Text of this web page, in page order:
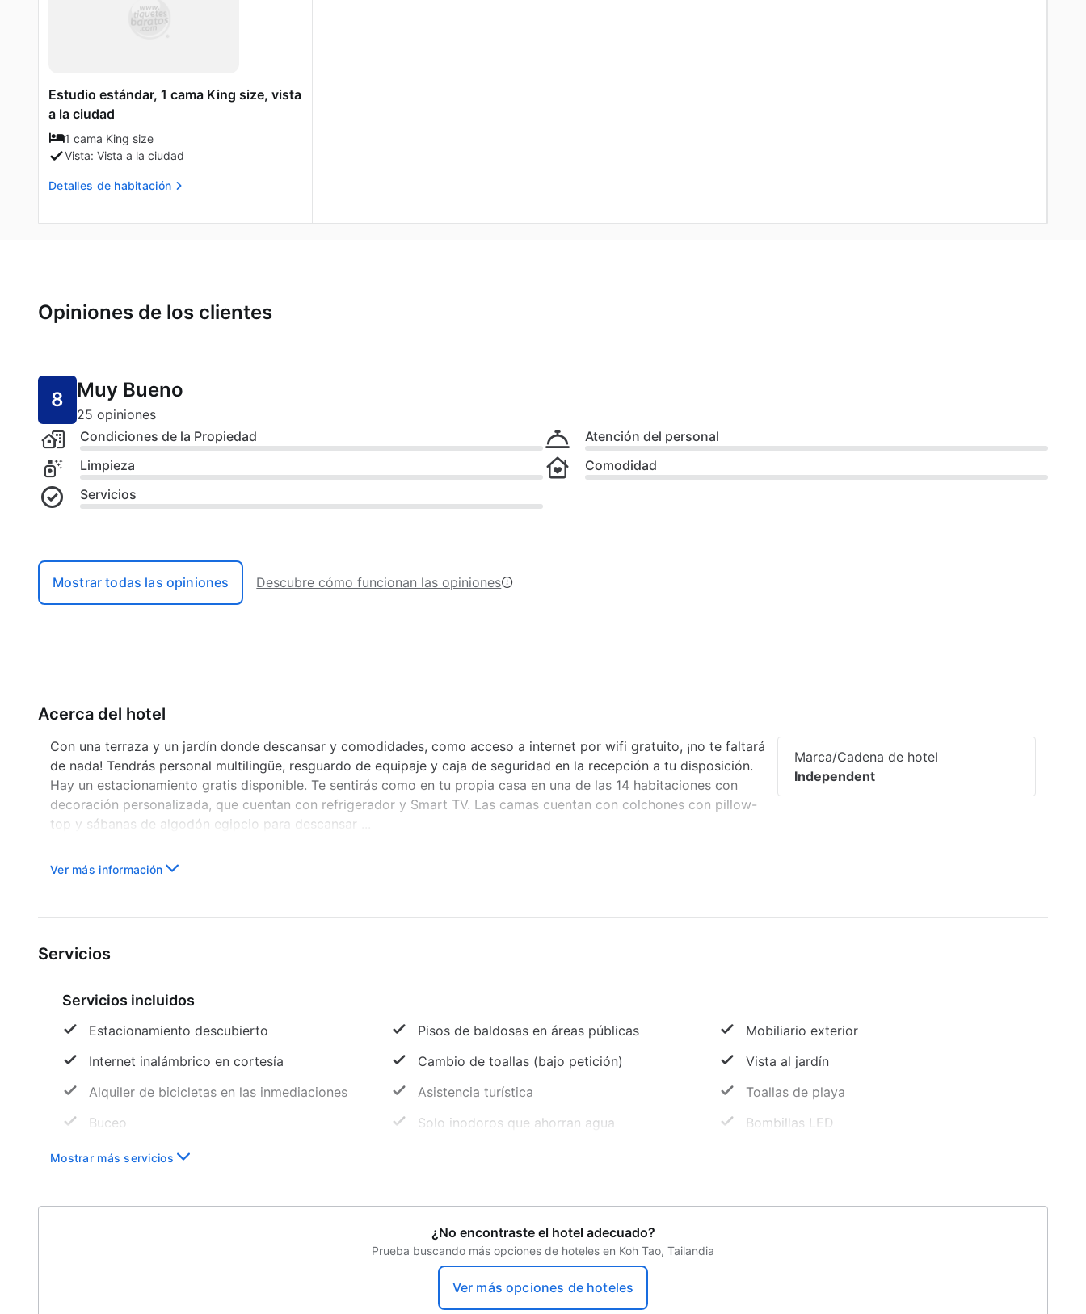
Estudio estándar, 1 cama King size, vista
a la ciudad
1 cama King size
Vista: Vista a la ciudad
Detalles de habitación
Opiniones de los clientes
8 Muy Bueno
25 opiniones
Condiciones de la Propiedad
Limpieza
Servicios
Atención del personal
Comodidad
Mostrar todas las opiniones Descubre cómo funcionan las opiniones
Acerca del hotel
Marca/Cadena de hotel
Independent
Con una terraza y un jardín donde descansar y comodidades, como acceso a internet por wifi gratuito, ¡no te faltará
de nada! Tendrás personal multilingüe, resguardo de equipaje y caja de seguridad en la recepción a tu disposición.
Hay un estacionamiento gratis disponible. Te sentirás como en tu propia casa en una de las 14 habitaciones con
decoración personalizada, que cuentan con refrigerador y Smart TV. Las camas cuentan con colchones con pillow-
top y sábanas de algodón egipcio para descansar ...
Ver más información
Servicios
Servicios incluidos
Estacionamiento descubierto Pisos de baldosas en áreas públicas
Mobiliario exterior
Internet inalámbrico en cortesía
Cambio de toallas (bajo petición)
Vista al jardín
Alquiler de bicicletas en las inmediaciones
Asistencia turística
Toallas de playa
Buceo
Solo inodoros que ahorran agua
Bombillas LED
Accesible en silla de ruedas: no
Kayaks
Cajero automático
Mostrar más servicios
¿No encontraste el hotel adecuado?
Prueba buscando más opciones de hoteles en Koh Tao, Tailandia
Ver más opciones de hoteles